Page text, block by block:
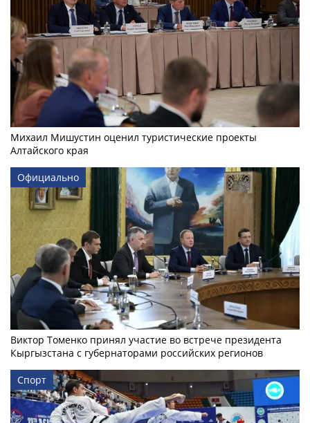
Михаил Мишустин оценил туристические проекты
Алтайского края
Официально
Виктор Томенко принял участие во встрече президента
Кыргызстана с губернаторами российских регионов
Спорт